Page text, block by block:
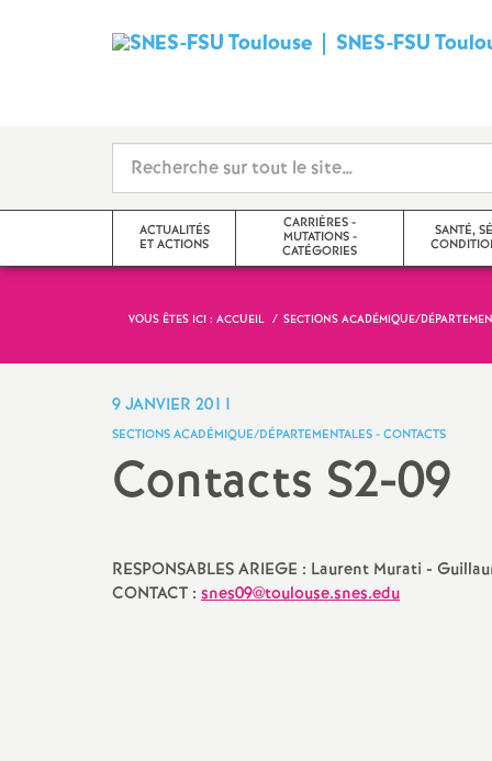
SNES-FSU
ACTUALITÉS
ET ACTIONS
Actualités académiques
CARRIÈRES -
MUTATIONS -
CATÉGORIES
Carrières, Congés et
Disponibilités, Temps partiels,
Retraites
Mutations
TZR
SANTÉ,
Travail (F3SCT)
Protection
(VSS)
VOUS ÊTES ICI : ACCUEIL SECTIONS ACADÉMIQUE/
9 JANVIER 2011
SECTIONS ACADÉMIQUE/DÉPARTEMENTALES - CONTACTS
Contacts S2-09
RESPONSABLES ARIEGE : Laurent Murati -
CONTACT : snes09@toulouse.snes.edu